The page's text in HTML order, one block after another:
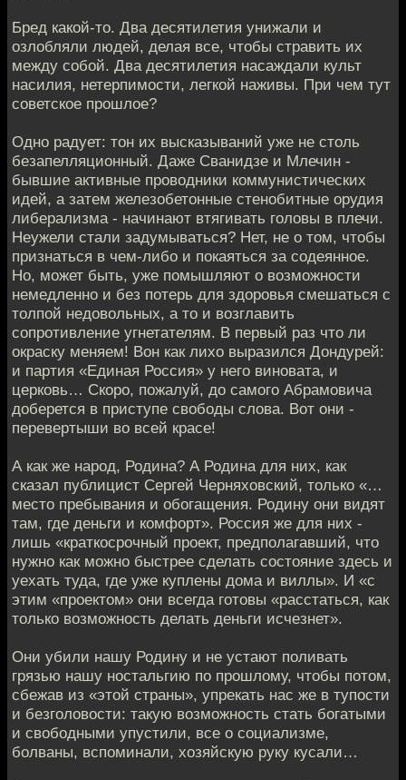
Бред какой-то. Два десятилетия унижали и
озлобляли людей, делая все, чтобы стравить их
между собой. Два десятилетия насаждали культ
насилия, нетерпимости, легкой наживы. При чем тут
советское прошлое?
Одно радует: тон их высказываний уже не столь
безапелляционный. Даже Сванидзе и Млечин -
бывшие активные проводники коммунистических
идей, а затем железобетонные стенобитные орудия
либерализма - начинают втягивать головы в плечи.
Неужели стали задумываться? Нет, не о том, чтобы
признаться в чем-либо и покаяться за содеянное.
Но, может быть, уже помышляют о возможности
немедленно и без потерь для здоровья смешаться с
толпой недовольных, а то и возглавить
сопротивление угнетателям. В первый раз что ли
окраску меняем! Вон как лихо выразился Дондурей:
и партия «Единая Россия» у него виновата, и
церковь… Скоро, пожалуй, до самого Абрамовича
доберется в приступе свободы слова. Вот они -
перевертыши во всей красе!
А как же народ, Родина? А Родина для них, как
сказал публицист Сергей Черняховский, только «…
место пребывания и обогащения. Родину они видят
там, где деньги и комфорт». Россия же для них -
лишь «краткосрочный проект, предполагавший, что
нужно как можно быстрее сделать состояние здесь и
уехать туда, где уже куплены дома и виллы». И «с
этим «проектом» они всегда готовы «расстаться, как
только возможность делать деньги исчезнет».
Они убили нашу Родину и не устают поливать
грязью нашу ностальгию по прошлому, чтобы потом,
сбежав из «этой страны», упрекать нас же в тупости
и безголовости: такую возможность стать богатыми
и свободными упустили, все о социализме,
болваны, вспоминали, хозяйскую руку кусали…